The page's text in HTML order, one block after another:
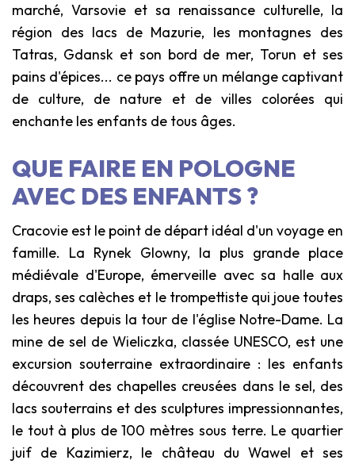
marché, Varsovie et sa renaissance culturelle, la
région des lacs de Mazurie, les montagnes des
Tatras, Gdansk et son bord de mer, Torun et ses
pains d'épices... ce pays offre un mélange captivant
de culture, de nature et de villes colorées qui
enchante les enfants de tous âges.
QUE FAIRE EN POLOGNE
AVEC DES ENFANTS ?
Cracovie est le point de départ idéal d'un voyage en
famille. La Rynek Glowny, la plus grande place
médiévale d'Europe, émerveille avec sa halle aux
draps, ses calèches et le trompettiste qui joue toutes
les heures depuis la tour de l'église Notre-Dame. La
mine de sel de Wieliczka, classée UNESCO, est une
excursion souterraine extraordinaire : les enfants
découvrent des chapelles creusées dans le sel, des
lacs souterrains et des sculptures impressionnantes,
le tout à plus de 100 mètres sous terre. Le quartier
juif de Kazimierz, le château du Wawel et ses